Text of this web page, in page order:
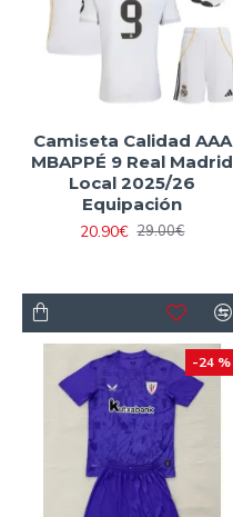
Camiseta Calidad AAA
MBAPPÉ 9 Real Madrid
Local 2025/26
Equipación
20.90€ 29.00€
-24 %